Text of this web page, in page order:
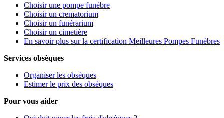
Choisir une pompe funèbre
Choisir un crematorium
Choisir un funérarium
Choisir un cimetière
En savoir plus sur la certification Meilleures Pompes Funèbres
Services obsèques
Organiser les obsèques
Estimer le prix des obsèques
Pour vous aider